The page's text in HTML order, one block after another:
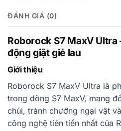
ĐÁNH GIÁ (0)
Roborock S7 MaxV
động giặt giẻ lau
Giới thiệu
Roborock S7 MaxV Ultra là
trong dòng S7 MaxV, mang
chùi, tránh chướng ngại vật
công nghệ tiên tiến nhất của